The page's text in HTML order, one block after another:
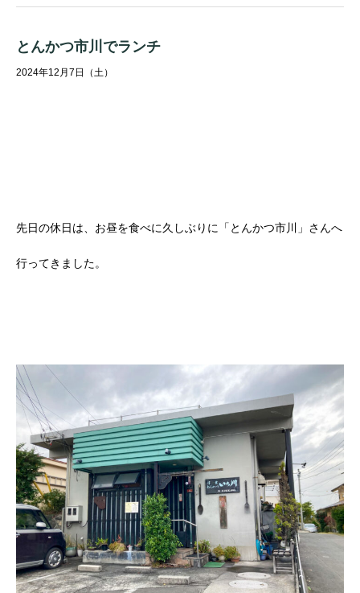
とんかつ市川でランチ
2024年12月7日（土）
先日の休日は、お昼を食べに久しぶりに「とんかつ市川」さんへ
行ってきました。